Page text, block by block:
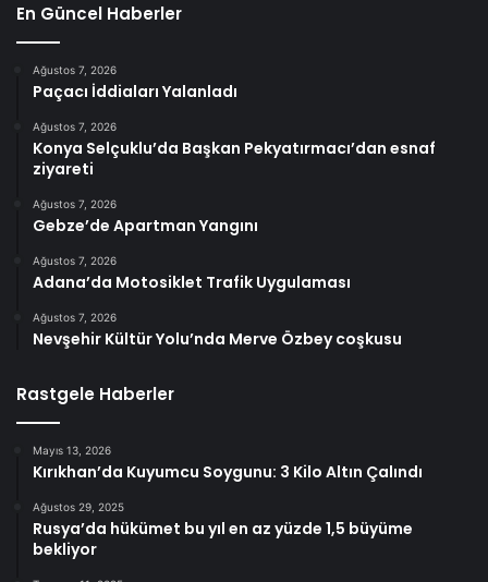
En Güncel Haberler
Ağustos 7, 2026
Paçacı İddiaları Yalanladı
Ağustos 7, 2026
Konya Selçuklu’da Başkan Pekyatırmacı’dan esnaf
ziyareti
Ağustos 7, 2026
Gebze’de Apartman Yangını
Ağustos 7, 2026
Adana’da Motosiklet Trafik Uygulaması
Ağustos 7, 2026
Nevşehir Kültür Yolu’nda Merve Özbey coşkusu
Rastgele Haberler
Mayıs 13, 2026
Kırıkhan’da Kuyumcu Soygunu: 3 Kilo Altın Çalındı
Ağustos 29, 2025
Rusya’da hükümet bu yıl en az yüzde 1,5 büyüme
bekliyor